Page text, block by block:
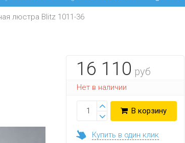
люстра Blitz 1011-36
16 110 руб
Нет в наличии
В корзину
Купить в один клик